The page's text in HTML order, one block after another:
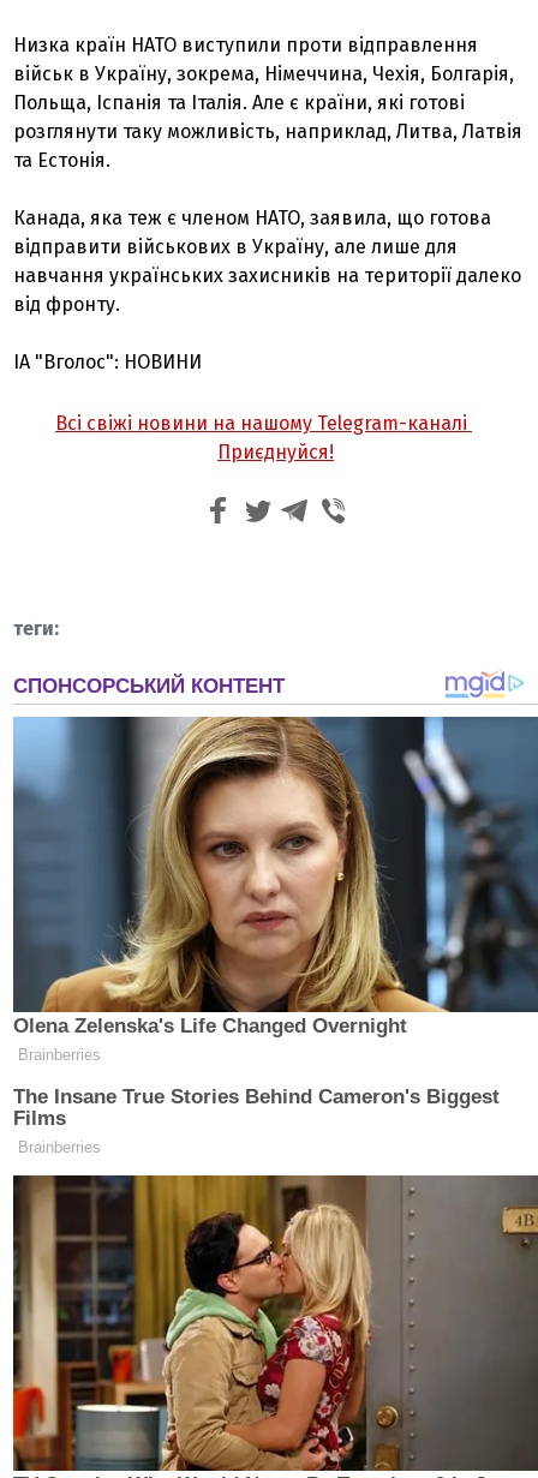
Низка країн НАТО виступили проти відправлення
військ в Україну, зокрема, Німеччина, Чехія, Болгарія,
Польща, Іспанія та Італія. Але є країни, які готові
розглянути таку можливість, наприклад, Литва, Латвія
та Естонія.
Канада, яка теж є членом НАТО, заявила, що готова
відправити військових в Україну, але лише для
навчання українських захисників на території далеко
від фронту.
ІА "Вголос": НОВИНИ
Всі свіжі новини на нашому Telegram-каналі
Приєднуйся!